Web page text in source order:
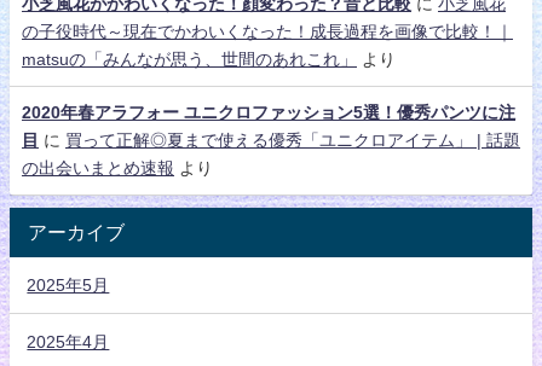
小芝風花がかわいくなった！顔変わった？昔と比較 に 小芝風花
の子役時代～現在でかわいくなった！成長過程を画像で比較！｜
matsuの「みんなが思う、世間のあれこれ」
より
2020年春アラフォー ユニクロファッション5選！優秀パンツに注
目 に 買って正解◎夏まで使える優秀「ユニクロアイテム」 | 話題
の出会いまとめ速報 より
アーカイブ
2025年5月
2025年4月